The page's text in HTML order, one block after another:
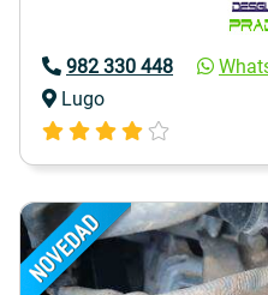
982 330 448
Lugo